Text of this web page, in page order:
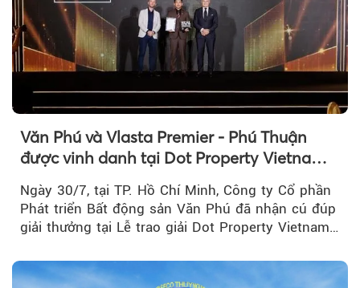
Văn Phú và Vlasta Premier - Phú Thuận
được vinh danh tại Dot Property Vietnam
Real Estate Awards 2026
Ngày 30/7, tại TP. Hồ Chí Minh, Công ty Cổ phần
Phát triển Bất động sản Văn Phú đã nhận cú đúp
giải thưởng tại Lễ trao giải Dot Property Vietnam